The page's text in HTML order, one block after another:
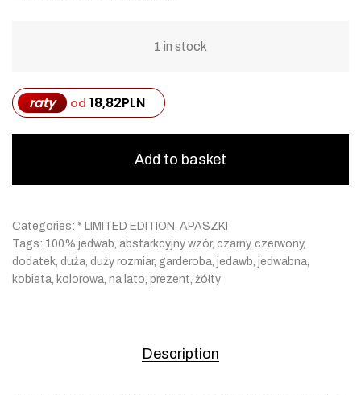
1 in stock
raty od 18,82PLN
Add to basket
Categories: * LIMITED EDITION APASZKI
Tags: 100% jedwab abstarkcyjny wzór, czarny, czerwony,
dodatek duża duży rozmiar, garderoba jedawb jedwabna
kobieta kolorowa na lato prezent żółty
Description